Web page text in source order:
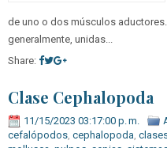
de uno o dos músculos
generalmente, unidas...
Share:
Clase Cephalopoda
11/15/2023 03:17:00 p. m.
cefalópodos, cephalopoda,